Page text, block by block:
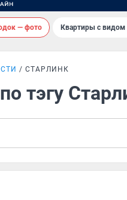
— фото Квартиры с видом
СТАРЛИНК
тэгу